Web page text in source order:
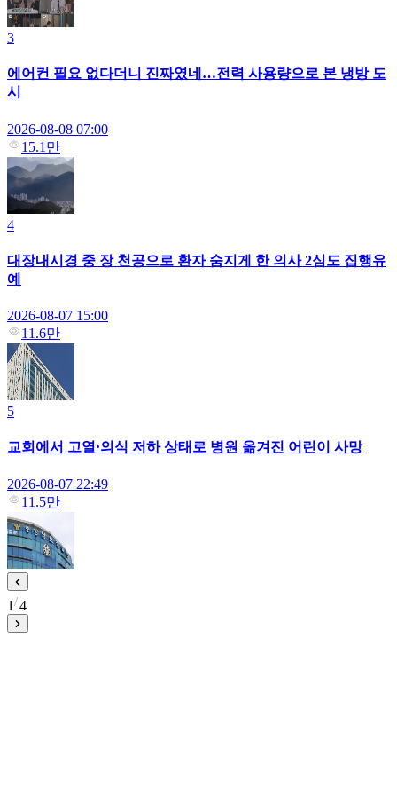
3
에어컨 필요 없다더니 진짜였네…전력 사용량으로 본 냉방 도
시
2026-08-08 07:00
15.1만
4
대장내시경 중 장 천공으로 환자 숨지게 한 의사 2심도 집행유
예
2026-08-07 15:00
11.6만
5
교회에서 고열·의식 저하 상태로 병원 옮겨진 어린이 사망
2026-08-07 22:49
11.5만
1 4